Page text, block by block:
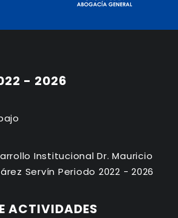
- 2026
Institucional Dr. Mauricio
Servín Periodo 2022 - 2026
ACTIVIDADES